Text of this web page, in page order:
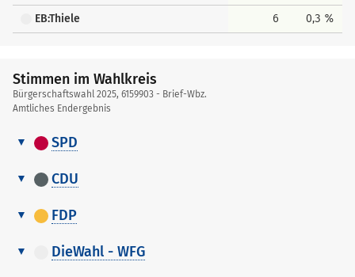
EB:Thiele 6 0,3 %
Stimmen im Wahlkreis
Bürgerschaftswahl 2025, 6159903 - Brief-Wbz.
Amtliches Endergebnis
SPD
im
Wahlkreis
2 Gündüz, Simone
Schütze, Michael
CDU
im
Wahlkreis
2 Pelch, Stephanie
FDP
im
WahlkreisName, Vorname
DieWahl - WFG